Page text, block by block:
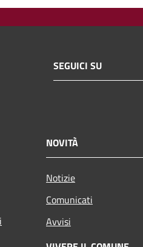
SEGUICI SU
NOVITÀ
Notizie
Comunicati
Avvisi